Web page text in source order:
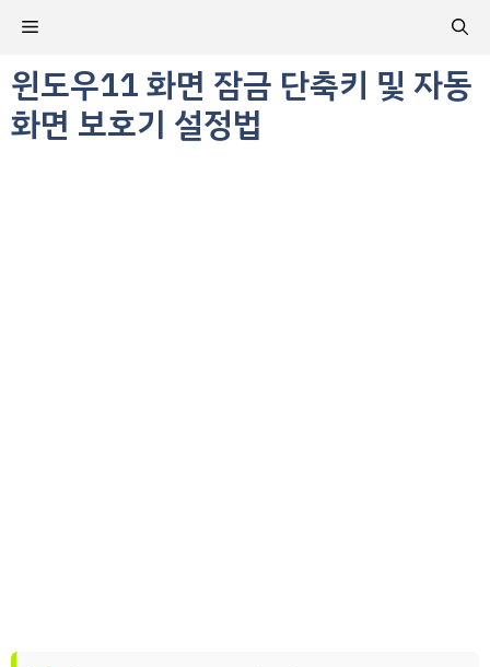
츠
로
건
메
뉴
윈도우11 화면 잠금 단축키 및 자동
화면 보호기 설정법